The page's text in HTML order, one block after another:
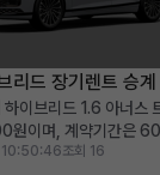
리드 장기렌트 승계
이브리드 1.6 아너스
원이며, 계약기간은
계 지원금과 0원의 보
조회 16